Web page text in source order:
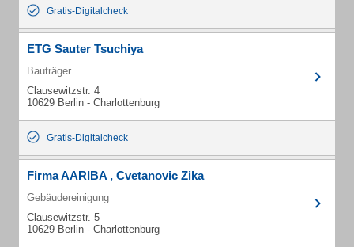
Gratis-Digitalcheck
ETG Sauter Tsuchiya
Bauträger
Clausewitzstr. 4
10629 Berlin - Charlottenburg
Gratis-Digitalcheck
Firma AARIBA , Cvetanovic Zika
Gebäudereinigung
Clausewitzstr. 5
10629 Berlin - Charlottenburg